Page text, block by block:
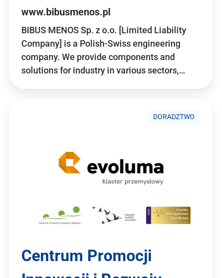
www.bibusmenos.pl
BIBUS MENOS Sp. z o.o. [Limited Liability
Company] is a Polish-Swiss engineering
company. We provide components and
solutions for industry in various sectors,…
DORADZTWO
Centrum Promocji